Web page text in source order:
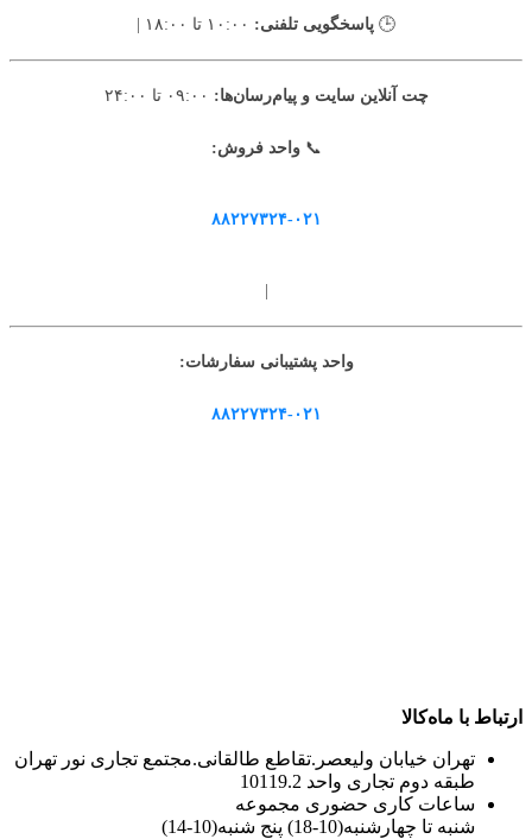
🕒 پاسخگویی تلفنی:
چت آنلاین سایت و پیام‌رسان‌ها:
📞واحد فروش:
۸۸۲۲۷۳۲۴-۰۲۱
واحد پشتیبانی سفارشات:
۸۸۲۲۷۳۲۴-۰۲۱
ارتباط با ماه‌کالا
تهران خیابان ولیعصر.تقاطع طالقانی.مجتمع تجاری نور تهران
طبقه دوم تجاری واحد 10119.2
ساعات کاری حضوری مجموعه
شنبه تا چهارشنبه(10-18) پنج شنبه(10-14)